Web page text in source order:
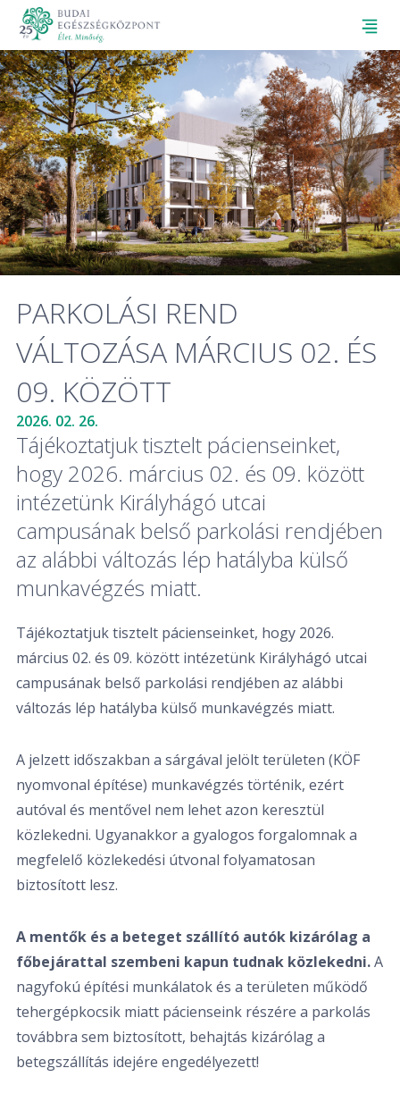
PARKOLÁSI REND
VÁLTOZÁSA MÁRCIUS 02. ÉS
09. KÖZÖTT
2026. 02. 26.
Tájékoztatjuk tisztelt pácienseinket,
hogy 2026. március 02. és 09. között
intézetünk Királyhágó utcai
campusának belső parkolási rendjében
az alábbi változás lép hatályba külső
munkavégzés miatt.
Tájékoztatjuk tisztelt pácienseinket, hogy 2026.
március 02. és 09. között intézetünk Királyhágó utcai
campusának belső parkolási rendjében az alábbi
változás lép hatályba külső munkavégzés miatt.
A jelzett időszakban a sárgával jelölt területen (KÖF
nyomvonal építése) munkavégzés történik, ezért
autóval és mentővel nem lehet azon keresztül
közlekedni. Ugyanakkor a gyalogos forgalomnak a
megfelelő közlekedési útvonal folyamatosan
biztosított lesz.
A mentők és a beteget szállító autók kizárólag a
főbejárattal szembeni kapun tudnak közlekedni.A
nagyfokú építési munkálatok és a területen működő
tehergépkocsik miatt pácienseink részére a parkolás
továbbra sem biztosított, behajtás kizárólag a
betegszállítás idejére engedélyezett!